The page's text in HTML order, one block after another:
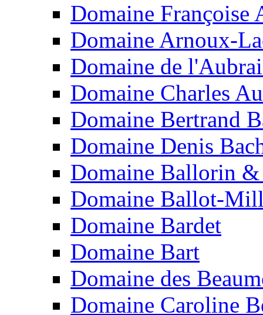
Domaine Françoise
Domaine Arnoux-
Domaine de
Domaine Charles
Domaine Bertrand
Domaine Denis
Domaine Ballorin
Domaine Ballot-
Domaine Bardet
Domaine Bart
Domaine des
Domaine Caroline